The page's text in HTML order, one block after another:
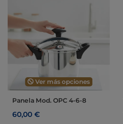
Ver más opciones
Panela Mod. OPC 4-6-8
60,00 €